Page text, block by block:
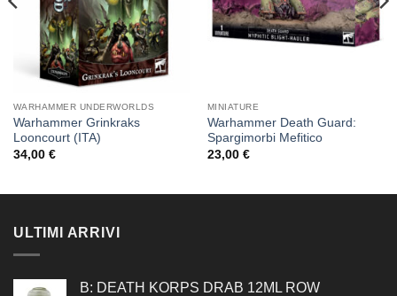
WARHAMMER UNDERWORLDS
Warhammer Grinkraks
Looncourt (ITA)
34,00 €
MINIATURE
Warhammer Death Guard:
Spargimorbi Mefitico
23,00 €
ULTIMI ARRIVI
B: DEATH KORPS DRAB 12ML ROW